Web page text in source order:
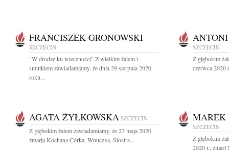
FRANCISZEK GRONOWSKI
SZCZECIN
"W drodze ku wieczności" Z wielkim żalem i
smutkiem zawiadamiamy, że dnia 29 sierpnia 2020
roku...
SZCZECIN
Z głębokim
czerwca 2020
AGATA ŻYŁKOWSKA SZCZECIN
Z głębokim żalem zawiadamiamy, że 23 maja 2020
zmarła Kochana Córka, Wnuczka, Siostra...
MAREK
SZCZECIN
Z głębokim
2020 r.,